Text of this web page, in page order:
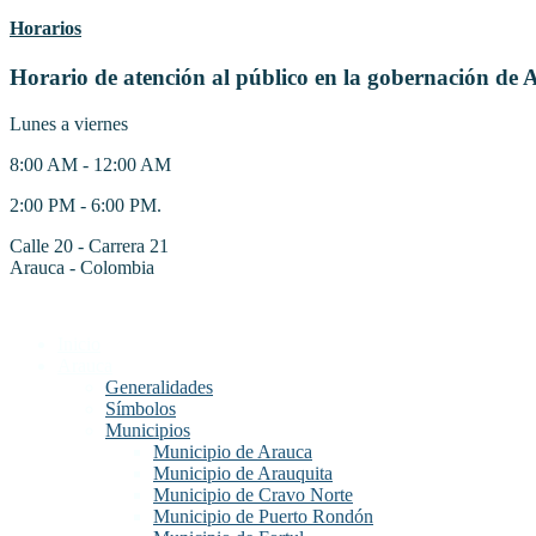
Horarios
Horario de atención al público en la gobernación de
Lunes a viernes
8:00 AM - 12:00 AM
2:00 PM - 6:00 PM.
Calle 20 - Carrera 21
Arauca - Colombia
Generalidades
Símbolos
Municipios
Municipio de Arauca
Municipio de Arauquita
Municipio de Cravo Norte
Municipio de Puerto Rondón